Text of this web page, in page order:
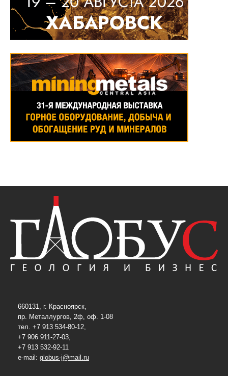
660131, г. Красноярск,
пр. Металлургов, 2ф, оф. 1-08
тел. +7 913 534-80-12,
+7 906 911-27-03,
+7 913 532-92-11
e-mail: globus-j@mail.ru